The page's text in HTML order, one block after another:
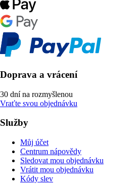
Doprava a vrácení
30 dní na rozmyšlenou
Vraťte svou objednávku
Služby
Můj účet
Centrum nápovědy
Sledovat mou objednávku
Vrátit mou objednávku
Kódy slev